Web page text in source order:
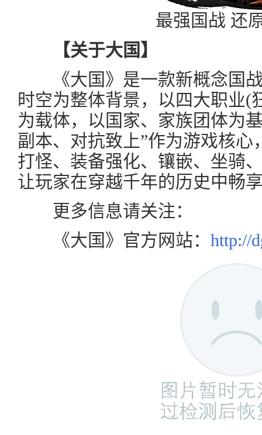
最强国战 还
【关于大国】
《大国》是一款新概念国战
时空为整体背景，以四大职业(
为载体，以国家、家族团体为
副本、对抗致上”作为游戏核
打怪、装备强化、镶嵌、坐骑
让玩家在穿越千年的历史中畅
更多信息请关注：
《大国》官方网站： http://